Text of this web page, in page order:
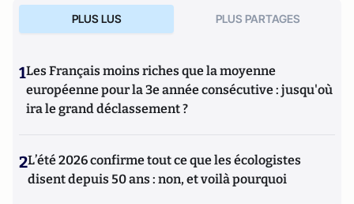
PLUS LUS PLUS PARTAGES
1Les Français moins riches que la moyenne
européenne pour la 3e année consécutive : jusqu'où
ira le grand déclassement ?
2L’été 2026 confirme tout ce que les écologistes
disent depuis 50 ans : non, et voilà pourquoi